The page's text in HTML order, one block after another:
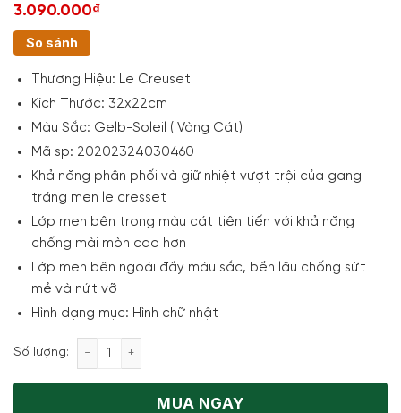
3.090.000₫
So sánh
Thương Hiệu: Le Creuset
Kích Thước: 32x22cm
Màu Sắc: Gelb-Soleil ( Vàng Cát)
Mã sp: 20202324030460
Khả năng phân phối và giữ nhiệt vượt trội của gang
tráng men le cresset
Lớp men bên trong màu cát tiên tiến với khả năng
chống mài mòn cao hơn
Lớp men bên ngoài đầy màu sắc, bền lâu chống sứt
mẻ và nứt vỡ
Hình dạng mục: Hình chữ nhật
Số lượng: Chảo Nướng Chữ Nhật Le Creuset rechteckig
MUA NGAY